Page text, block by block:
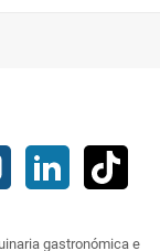
Instagram LinkedIn
gastronómica e